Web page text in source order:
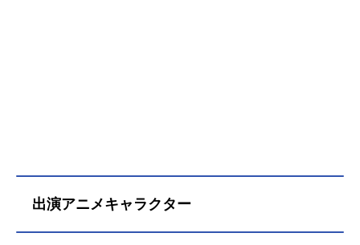
出演アニメキャラクター